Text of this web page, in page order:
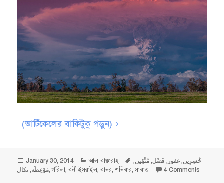
(আর্টিকেলের বাকিটুকু পড়ুন)
Posted
on
January 30, 2014 Categories
আল-বাক্বারাহ Tags خَٰسِرِين, غفور , فَضْل, مُتَّقِين,
مَوْعِظَة, نكال ,গরিলা,বনী ইসরাইল,বানর,শনিবার,সাবাত 4 Commentson এত